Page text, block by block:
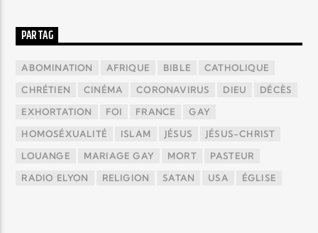
PAR TAG
ABOMINATION AFRIQUE BIBLE CATHOLIQUE
CHRÉTIEN CINÉMA CORONAVIRUS DIEU DÉCÈS
EXHORTATION FOI FRANCE GAY
HOMOSÉXUALITÉ ISLAM JÉSUS JÉSUS-CHRIST
LOUANGE MARIAGE GAY MORT PASTEUR
RADIO ELYON RELIGION SATAN USA ÉGLISE